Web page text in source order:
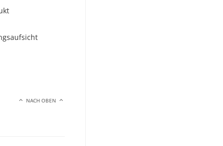
NACH OBEN